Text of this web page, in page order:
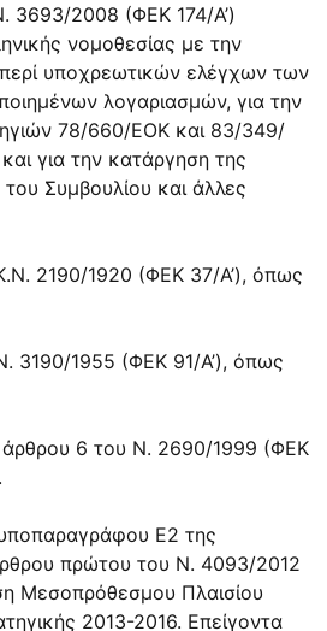
3693/2008 (ΦΕΚ 174/Α’)
νομοθεσίας με την
υποχρεωτικών ελέγχων των
λογαριασμών, για την
78/660/ΕΟΚ και 83/349/
για την κατάργηση της
Συμβουλίου και άλλες
Κ.Ν. 2190/1920 (ΦΕΚ 37/Α’), όπως
3190/1955 (ΦΕΚ 91/Α’), όπως
άρθρου 6 του N. 2690/1999 (ΦΕΚ
υποπαραγράφου Ε2 της
πρώτου του N. 4093/2012
Μεσοπρόθεσμου Πλαισίου
2013-2016. Επείγοντα